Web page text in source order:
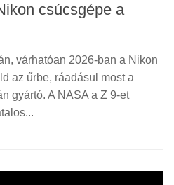
csúcsgépe a
várhatóan 2026-ban a Nikon
az űrbe, ráadásul most a
gyártó. A NASA a Z 9-et